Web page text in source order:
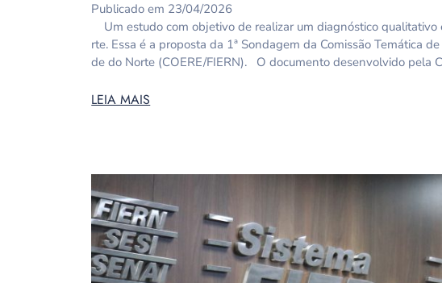
Publicado em 23/04/2026
Um estudo com objetivo de realizar um diagnóstico
rte. Essa é a proposta da 1ª Sondagem da Comissão Temática
de do Norte (COERE/FIERN). O documento desenvolvido pela
LEIA MAIS